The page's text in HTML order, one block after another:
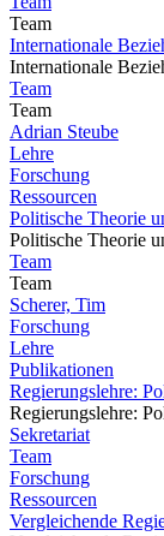
Team
Internationale
Internationale
Team
Team
Adrian Steube
Lehre
Forschung
Ressourcen
Politische Theorie
Politische Theorie
Team
Team
Scherer, Tim
Forschung
Lehre
Publikationen
Regierungslehre:
Regierungslehre:
Sekretariat
Team
Forschung
Ressourcen
Vergleichende